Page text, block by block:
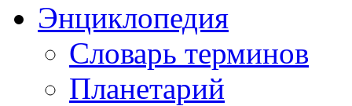
Энциклопедия
Словарь терминов
Планетарий